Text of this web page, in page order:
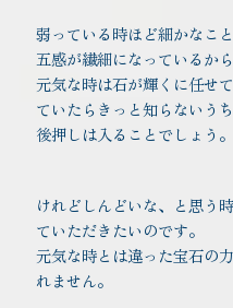
弱っている時ほど細かなこ
五感が繊細になっているから
元気な時は石が輝くに任せ
ていたらきっと知らないう
後押しは入ることでしょう。
けれどしんどいな、と思う
ていただきたいのです。
元気な時とは違った宝石の
れません。